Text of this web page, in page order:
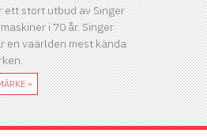
ett stort utbud av Singer
i 70 år. Singer
en vaärlden mest kända
»